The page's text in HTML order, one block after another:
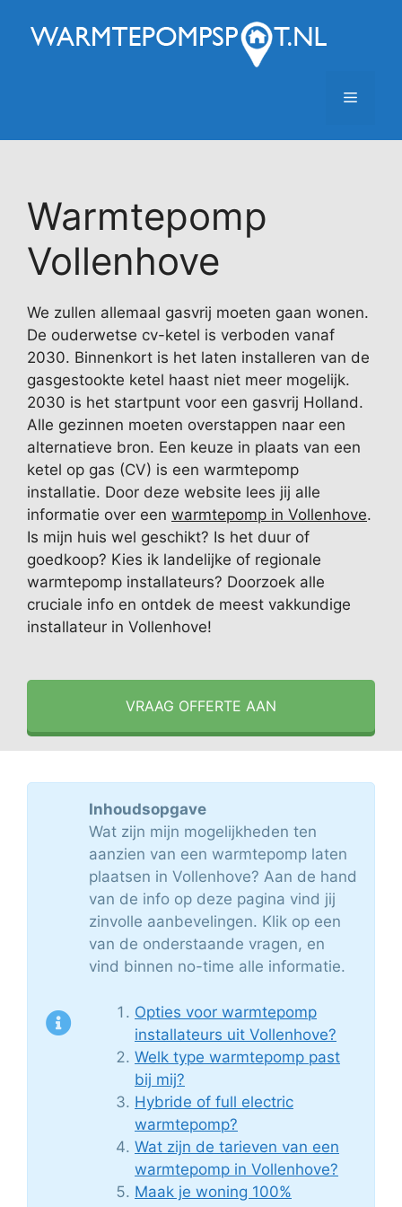
naar
Menu
Warmtepomp
Vollenhove
We zullen allemaal gasvrij moeten gaan wonen.
De ouderwetse cv-ketel is verboden vanaf
2030. Binnenkort is het laten installeren van de
gasgestookte ketel haast niet meer mogelijk.
2030 is het startpunt voor een gasvrij Holland.
Alle gezinnen moeten overstappen naar een
alternatieve bron. Een keuze in plaats van een
ketel op gas (CV) is een warmtepomp
installatie. Door deze website lees jij alle
informatie over een warmtepomp in Vollenhove.
Is mijn huis wel geschikt? Is het duur of
goedkoop? Kies ik landelijke of regionale
warmtepomp installateurs? Doorzoek alle
cruciale info en ontdek de meest vakkundige
installateur in Vollenhove!
VRAAG OFFERTE AAN
Inhoudsopgave
Wat zijn mijn mogelijkheden ten
aanzien van een warmtepomp laten
plaatsen in Vollenhove? Aan de hand
van de info op deze pagina vind jij
zinvolle aanbevelingen. Klik op een
van de onderstaande vragen, en
vind binnen no-time alle informatie.
Opties voor warmtepomp
installateurs uit Vollenhove?
Welk type warmtepomp past
bij mij?
Hybride of full electric
warmtepomp?
Wat zijn de tarieven van een
warmtepomp in Vollenhove?
Maak je woning 100%